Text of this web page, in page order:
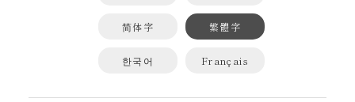
简体字 繁體字
한국어 Français